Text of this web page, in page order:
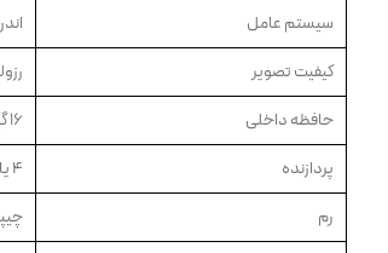
سیستم عامل
اندروید
کیفیت تصویر
حافظه داخلی
۱۶ گیگابایت (قابل ارتقا تا ۶۴ گیگابایت)
پردازنده
۴ یا ۸ هسته‌ای
رم